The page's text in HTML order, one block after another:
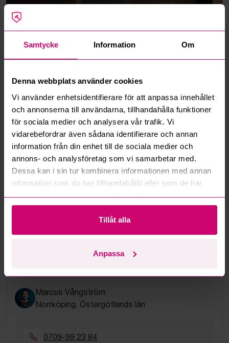
Samtycke Information Om
Denna webbplats använder cookies
Vi använder enhetsidentifierare för att anpassa innehållet
och annonserna till användarna, tillhandahålla funktioner
för sociala medier och analysera vår trafik. Vi
vidarebefordrar även sådana identifierare och annan
information från din enhet till de sociala medier och
annons- och analysföretag som vi samarbetar med.
Dessa kan i sin tur kombinera informationen med annan
information som du har tillhandahållit eller som de har
samlat in när du har använt deras tjänster.
Tillåt alla
Anpassa
Gå tillbaka till auktionsobjektet
Marcus Vångström
Norrköping, Östergötlands län
0709-99 23 84